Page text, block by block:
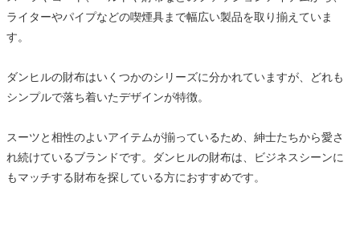
ライターやパイプなどの喫煙具まで幅広い製品を取り揃えていま
す。
ダンヒルの財布はいくつかのシリーズに分かれていますが、どれも
シンプルで落ち着いたデザインが特徴。
スーツと相性のよいアイテムが揃っているため、紳士たちから愛さ
れ続けているブランドです。ダンヒルの財布は、ビジネスシーンに
もマッチする財布を探している方におすすめです。